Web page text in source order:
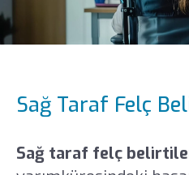
Sağ Taraf Felç
Sağ taraf felç